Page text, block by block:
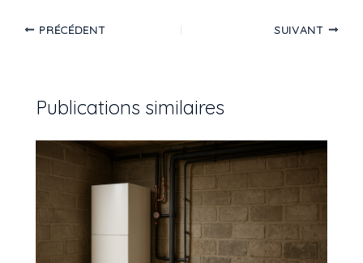
PRÉCÉDENT SUIVANT
Publications similaires